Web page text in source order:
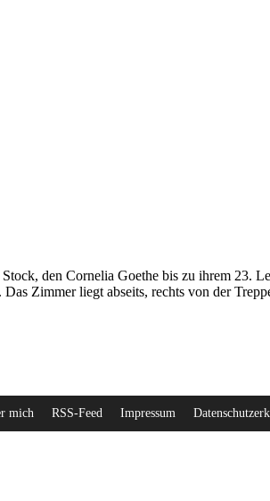
den Cornelia Goethe bis zu ihrem 23.
Zimmer liegt abseits, rechts von der
mich RSS-Feed Impressum